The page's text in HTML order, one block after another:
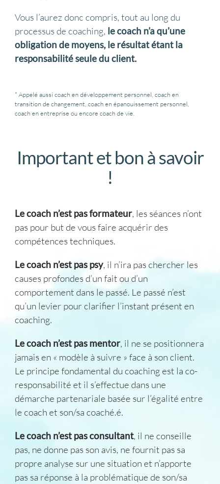
Vous l’aurez donc compris, tout au long du
processus de coaching, le coach n’a qu’une
obligation de moyens, le résultat étant la
responsabilité seule du client.
* Appelé aussi coach en développement personnel, coach en
transition de changement, coach en épanouissement personnel,
coach en entreprise ou encore coach de vie.
Important et bon à savoir
!
Le coach n’est pas formateur, les séances n’ont
pas pour but de vous faire acquérir des
compétences techniques.
Le coach n’est pas psy, il n’ira pas chercher les
causes profondes d’un fait ou d’un
comportement dans le passé. Le passé n’est
qu’un levier pour clarifier l’instant présent en
coaching.
Le coach n’est pas mentor, il ne se positionnera
jamais en « modèle à suivre » face à son client.
Le principe fondamental du coaching est la co-
responsabilité et il s’effectue dans une
démarche partenariale basée sur l’égalité entre
le coach et son/sa coaché.é.
Le coach n’est pas consultant, il ne conseille
pas, ne donne pas son avis, ne fournit pas sa
propre analyse sur une situation et n’apporte
pas sa réponse à la problématique de son/sa